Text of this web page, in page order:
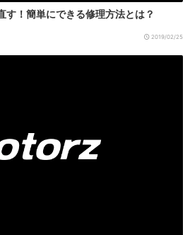
す！簡単にできる修理方法とは？
2019/02/25